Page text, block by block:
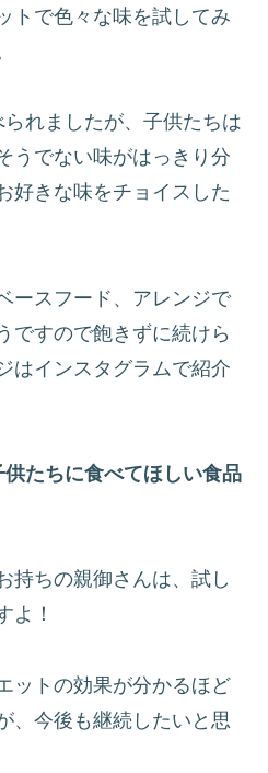
トで色々な味を試してみ
れましたが、子供たちは
うでない味がはっきり分
好きな味をチョイスした
ースフード、アレンジで
ですので飽きずに続けら
はインスタグラムで紹介
供たちに食べてほしい食品
持ちの親御さんは、試し
よ！
ットの効果が分かるほど
、今後も継続したいと思